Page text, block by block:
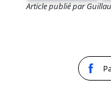
Article publié par